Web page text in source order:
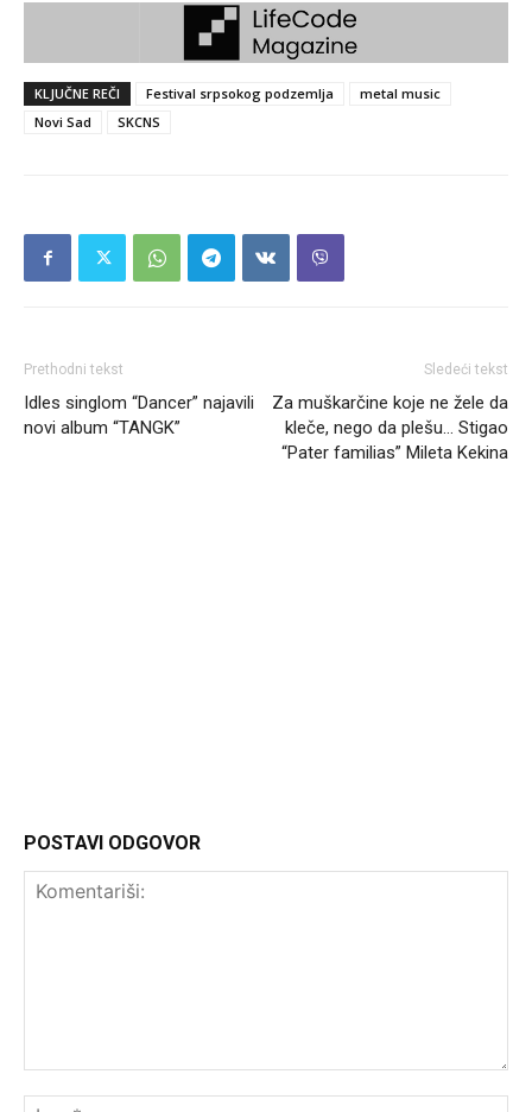
KLJUČNE REČI Festival srpsokog podzemlja
metal music
Novi Sad
SKCNS
Prethodni tekst
Idles singlom “Dancer” najavili
novi album “TANGK”
Sledeći tekst
Za muškarčine koje ne žele da
kleče, nego da plešu… Stigao
“Pater familias” Mileta Kekina
POSTAVI ODGOVOR